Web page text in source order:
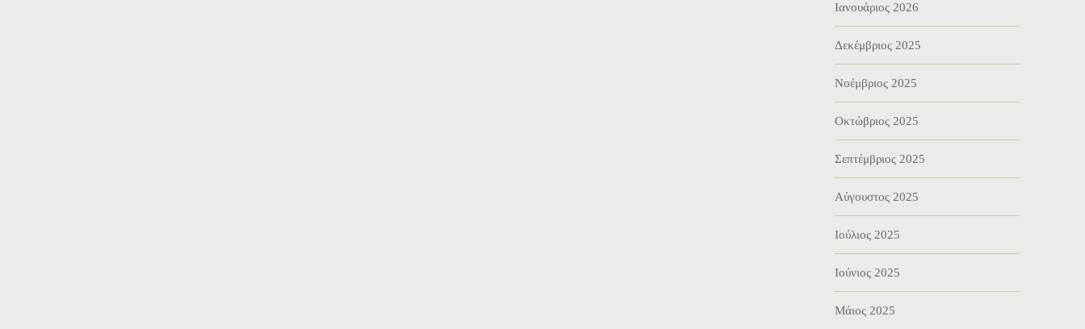
Ιανουάριος 2026
Δεκέμβριος 2025
Νοέμβριος 2025
Οκτώβριος 2025
Σεπτέμβριος 2025
Αύγουστος 2025
Ιούλιος 2025
Ιούνιος 2025
Μάιος 2025